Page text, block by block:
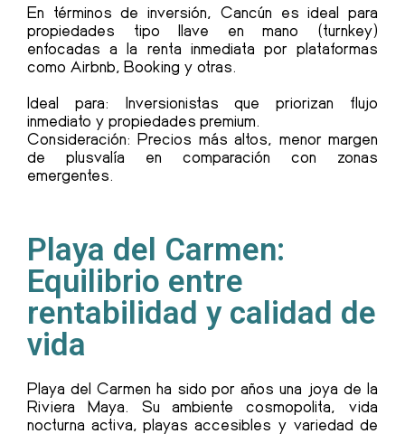
En términos de inversión, Cancún es ideal para
propiedades tipo llave en mano (turnkey)
enfocadas a la renta inmediata por plataformas
como Airbnb, Booking y otras.
Ideal para: Inversionistas que priorizan flujo
inmediato y propiedades premium.
Consideración: Precios más altos, menor margen
de plusvalía en comparación con zonas
emergentes.
Playa del Carmen:
Equilibrio entre
rentabilidad y calidad de
vida
Playa del Carmen ha sido por años una joya de la
Riviera Maya. Su ambiente cosmopolita, vida
nocturna activa, playas accesibles y variedad de